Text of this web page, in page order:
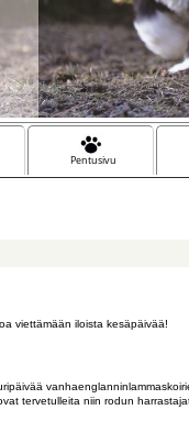
Pentusivu
viettämään iloista kesäpäivää!
tervetulleita niin rodun